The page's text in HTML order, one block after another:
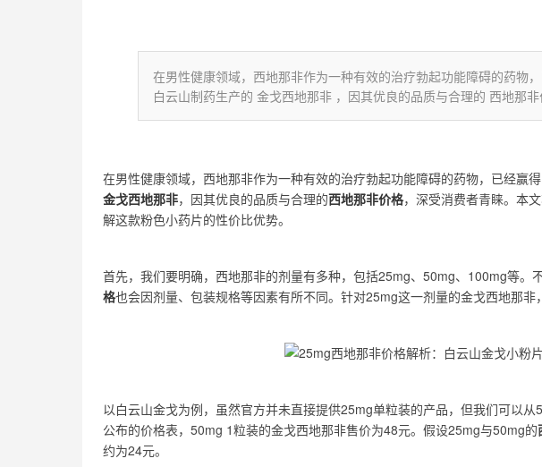
在男性健康领域，西地那非作为一种有效的治疗勃起功能障碍的药物
白云山制药生产的 金戈西地那非 ，因其优良的品质与合理的 西地那
在男性健康领域，西地那非作为一种有效的治疗勃起功能障碍的药物，已经赢
金戈西地那非，因其优良的品质与合理的西地那非价格，深受消费者青睐。本
解这款粉色小药片的性价比优势。
首先，我们要明确，西地那非的剂量有多种，包括25mg、50mg、100mg等。
格也会因剂量、包装规格等因素有所不同。针对25mg这一剂量的金戈西地那非
以白云山金戈为例，虽然官方并未直接提供25mg单粒装的产品，但我们可以从
公布的价格表，50mg 1粒装的金戈西地那非售价为48元。假设25mg与50mg的
约为24元。